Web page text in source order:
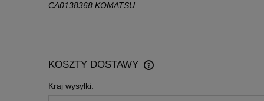
CA0138368 KOMATSU
KOSZTY DOSTAWY
Kraj wysyłki: